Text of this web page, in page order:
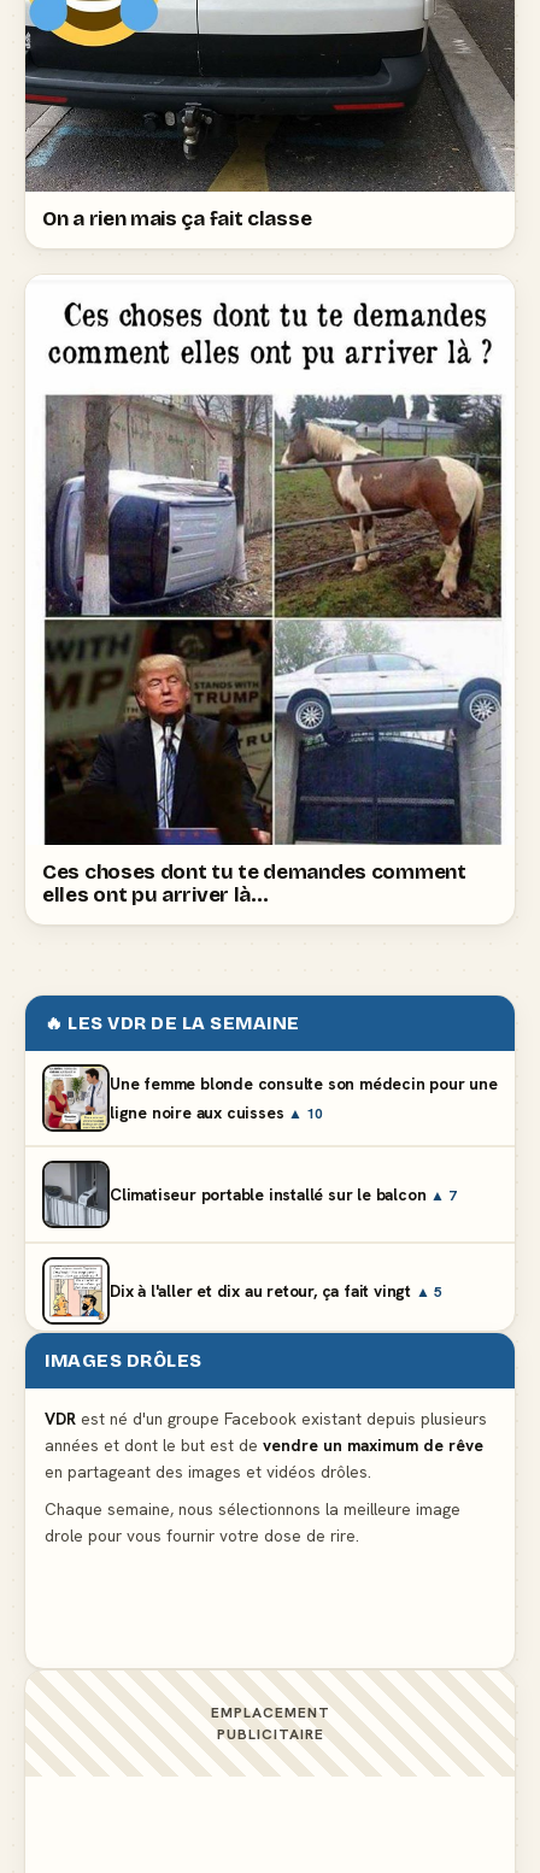
On a rien mais ça fait classe
Ces choses dont tu te demandes comment
elles ont pu arriver là…
🔥 LES VDR DE LA SEMAINE
Une femme blonde consulte son médecin pour une
ligne noire aux cuisses ▲ 10
Climatiseur portable installé sur le balcon ▲ 7
Dix à l'aller et dix au retour, ça fait vingt ▲ 5
Et vous prétendez que la lumière du frigo s'éteint
Lidl propose un climatiseur avec gants de boxe et
IMAGES DRÔLES
VDR est né d'un groupe Facebook existant depuis plusieurs
années et dont le but est de vendre un maximum de rêve
en partageant des images et vidéos drôles.
Chaque semaine, nous sélectionnons la meilleure image
drole pour vous fournir votre dose de rire.
EMPLACEMENT
PUBLICITAIRE